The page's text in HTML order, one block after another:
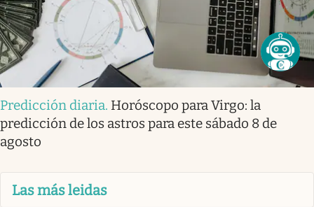
Predicción diaria. Horóscopo para Virgo: la
predicción de los astros para este sábado 8 de
agosto
Las más leidas